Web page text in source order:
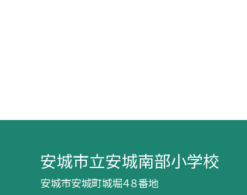
安城市立安城南部小学校
安城市安城町城堀４８番地